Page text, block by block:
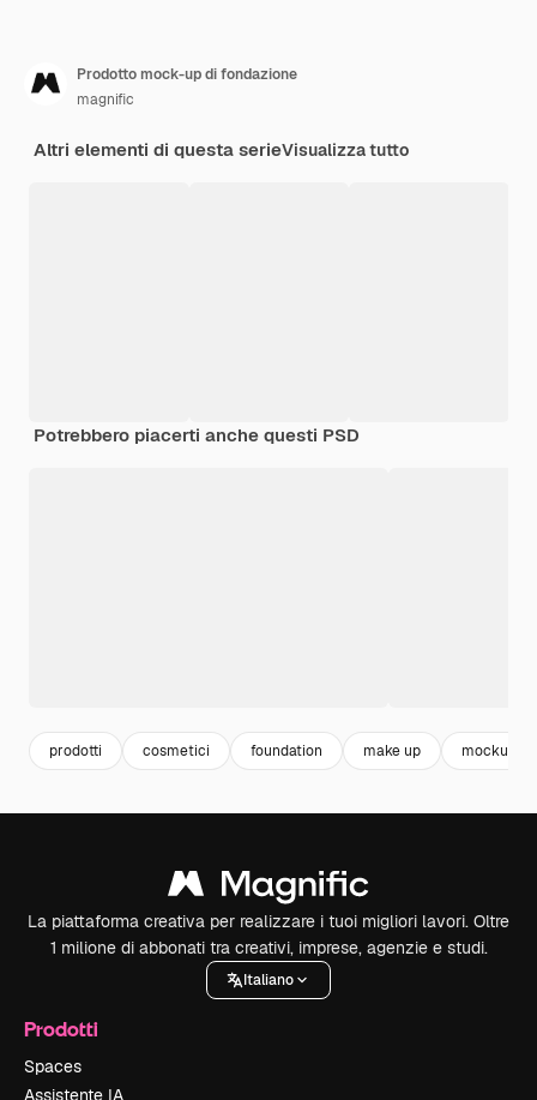
Prodotto mock-up di fondazione
magnific
Altri elementi di questa serieVisualizza tutto
Potrebbero piacerti anche questi PSD
prodotti cosmetici foundation make up mockup
La piattaforma creativa per realizzare i tuoi migliori lavori. Oltre
1 milione di abbonati tra creativi, imprese, agenzie e studi.
Italiano
Prodotti
Spaces
Assistente IA